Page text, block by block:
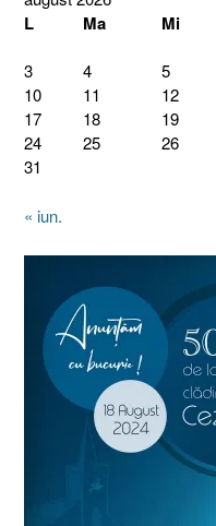
L Ma Mi
3
4 5
10
11 12
17
18 19
24
25 26
31
« iun.